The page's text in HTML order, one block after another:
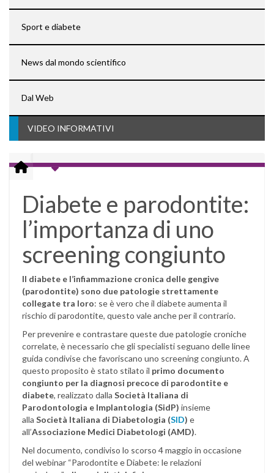
Sport e diabete
News dal mondo scientifico
Dal Web
VIDEO INFORMATIVI
Diabete e parodontite:
l’importanza di uno
screening congiunto
Il diabete e l’infiammazione cronica delle gengive
(parodontite) sono due patologie strettamente
collegate tra loro: se è vero che il diabete aumenta il
rischio di parodontite, questo vale anche per il contrario.
Per prevenire e contrastare queste due patologie croniche
correlate, è necessario che gli specialisti seguano delle linee
guida condivise che favoriscano uno screening congiunto. A
questo proposito è stato stilato il primo documento
congiunto per la diagnosi precoce di parodontite e
diabete, realizzato dalla Società Italiana di
Parodontologia e Implantologia (SidP) insieme
alla Società Italiana di Diabetologia (SID) e
all’Associazione Medici Diabetologi (AMD).
Nel documento, condiviso lo scorso 4 maggio in occasione
del webinar “Parodontite e Diabete: le relazioni